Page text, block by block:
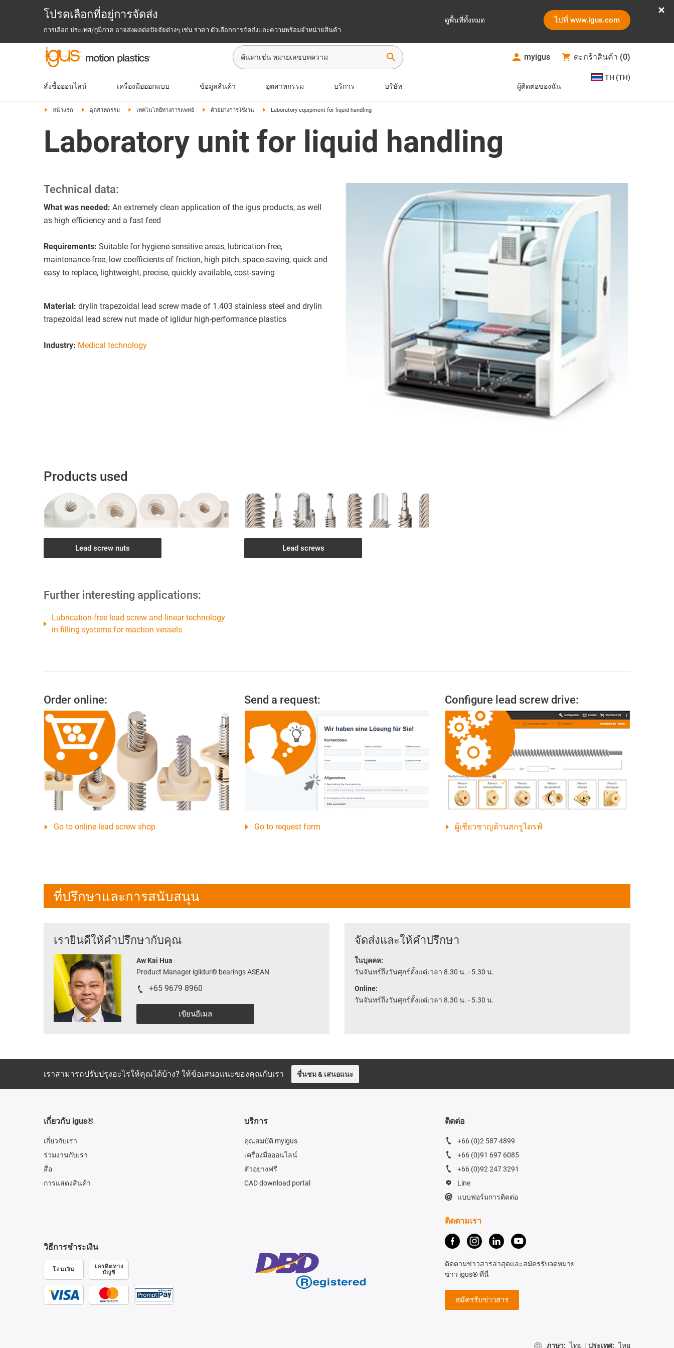
โปรดเลือกที่อยู่การจัดส่ง
การเลือก ประเทศ/ภูมิภาค อาจส่งผลต่อปัจจัยต่างๆ เช่น ราคา ตัวเลือกการจัดส่งและความพร้อมจำหน่ายสินค้า
ดูพื้นที่ทั้งหมด ไปที่ www.igus.com
search myigus ตะกร้าสินค้า (0)
สั่งซื้อออนไลน์ เครื่องมือออกแบบ ข้อมูลสินค้า อุตสาหกรรม บริการ บริษัท ผู้ติดต่อของฉัน
TH (TH)
หน้าแรก อุตสาหกรรม เทคโนโลยีทางการแพทย์ ตัวอย่างการใช้งาน Laboratory equipment for liquid handling
Laboratory unit for liquid handling
Technical data:
What was needed: An extremely clean application of the igus products, as well
as high efficiency and a fast feed
Requirements: Suitable for hygiene-sensitive areas, lubrication-free,
maintenance-free, low coefficients of friction, high pitch, space-saving, quick and
easy to replace, lightweight, precise, quickly available, cost-saving
Material: drylin trapezoidal lead screw made of 1.403 stainless steel and drylin
trapezoidal lead screw nut made of iglidur high-performance plastics
Industry: Medical technology
Products used
Lead screw nuts Lead screws
Further interesting applications:
Lubrication-free lead screw and linear technology
in filling systems for reaction vessels
Order online:
Go to online lead screw shop
Send a request:
Go to request form
Configure lead screw drive:
ผู้เชี่ยวชาญด้านสกรูไดรฟ์
ที่ปรึกษาและการสนับสนุน
เรายินดีให้คำปรึกษากับคุณ
Aw Kai Hua
Product Manager iglidur® bearings ASEAN
+65 9679 8960
เขียนอีเมล
จัดส่งและให้คำปรึกษา
ในบุคคล:
วันจันทร์ถึงวันศุกร์ตั้งแต่เวลา 8.30 น. - 5.30 น.
Online:
วันจันทร์ถึงวันศุกร์ตั้งแต่เวลา 8.30 น. - 5.30 น.
เราสามารถปรับปรุงอะไรให้คุณได้บ้าง? ให้ข้อเสนอแนะของคุณกับเรา ชื่นชม & เสนอแนะ
เกี่ยวกับ igus®
เกี่ยวกับเรา
ร่วมงานกับเรา
สื่อ
การแสดงสินค้า
บริการ
คุณสมบัติ myigus
เครื่องมือออนไลน์
ตัวอย่างฟรี
CAD download portal
ติดต่อ
+66 (0)2 587 4899
+66 (0)91 697 6085
+66 (0)92 247 3291
Line
แบบฟอร์มการติดต่อ
วิธีการชำระเงิน
โอนเงิน
เครดิตทาง
บัญชี
ติดตามเรา
ติดตามข่าวสารล่าสุดและสมัครรับจดหมาย
ข่าว igus® ที่นี่
สมัครรับข่าวสาร
ภาษา: ไทย | ประเทศ: ไทย